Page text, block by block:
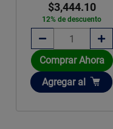
$3,444.10
12% de descuento
Comprar Ahora
Añadir
Agregar al